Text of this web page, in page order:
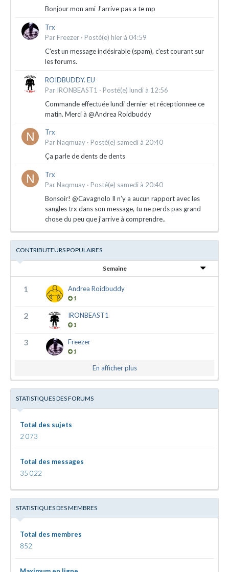
Bonjour mon ami J'arrive pas a te mp
Trx
Par Freezer · Posté(e) hier à 04:59
C'est un message indésirable (spam), c'est courant sur
les forums.
ROIDBUDDY. EU
Par IRONBEAST1 · Posté(e) lundi à 12:56
Commande effectuée lundi dernier et réceptionnee ce
matin. Merci à @Andrea Roidbuddy
Trx
Par Naqmuay · Posté(e) samedi à 20:40
Ça parle de dents de dents
Trx
Par Naqmuay · Posté(e) samedi à 20:40
Bonsoir! @Cavagnolo Il n’y a aucun rapport avec les
sangles trx dans son message, tu ne perds pas grand
chose du peu que j’arrive à comprendre..
CONTRIBUTEURS POPULAIRES
Semaine
1 Andrea Roidbuddy
1
2 IRONBEAST1
1
3 Freezer
1
En afficher plus
STATISTIQUES DES FORUMS
Total des sujets
2 073
Total des messages
35 022
STATISTIQUES DES MEMBRES
Total des membres
852